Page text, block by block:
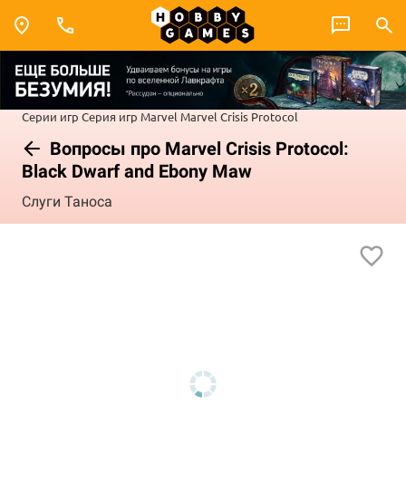
Серии игр Серия игр Marvel Marvel Crisis Protocol
Вопросы про Marvel Crisis Protocol:
Black Dwarf and Ebony Maw
Слуги Таноса